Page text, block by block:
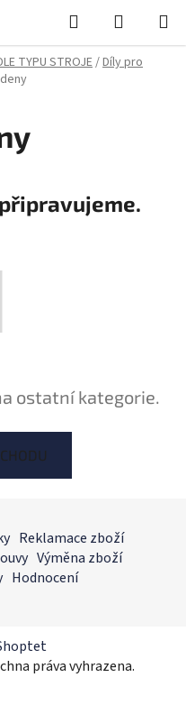
Hledat
KOŠÍK
TYPU STROJE/Díly pro
ostatní kategorie.
Reklamace zboží
Výměna zboží
Hodnocení
práva vyhrazena.